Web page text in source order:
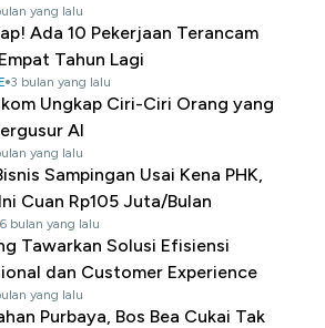
yang lalu
Ada 10 Pekerjaan Terancam
Tahun Lagi
3 bulan yang lalu
Ungkap Ciri-Ciri Orang yang
AI
yang lalu
Sampingan Usai Kena PHK,
Cuan Rp105 Juta/Bulan
6 bulan yang lalu
Tawarkan Solusi Efisiensi
dan Customer Experience
yang lalu
Purbaya, Bos Bea Cukai Tak